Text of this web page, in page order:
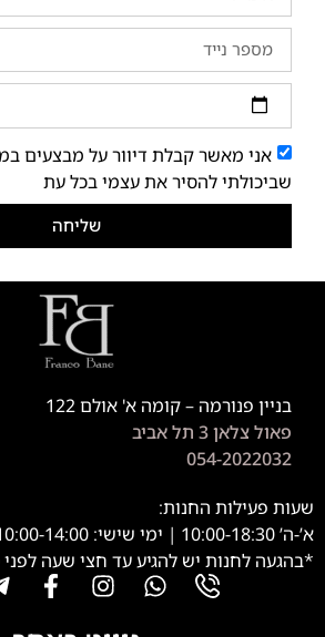
אני מאשר קבלת דיוור על מבצעים
שביכולתי להסיר את עצמי בכל עת
שליחה
בניין פנורמה – קומה א' אולם 122
פאול צלאן 3 תל אביב
054-2022032
שעות פעילות החנות:
א’-ה’ 10:00-18:30 | ימי שישי: 10:00-14:00
*בהגעה לחנות יש להגיע עד חצי שעה לפני